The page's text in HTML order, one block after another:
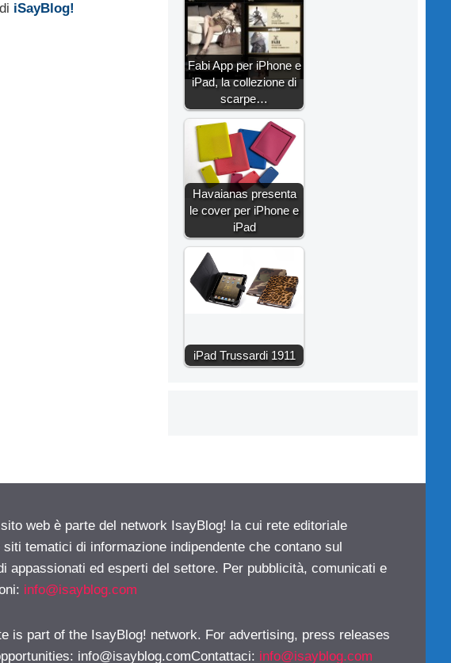
iSayBlog!
Fabi App per iPhone e
iPad, la collezione di
scarpe…
Havaianas presenta
le cover per iPhone e
iPad
iPad Trussardi 1911
web è parte del network IsayBlog! la cui rete editoriale
siti tematici di informazione indipendente che contano sul
appassionati ed esperti del settore. Per pubblicità, comunicati e
info@isayblog.com
is part of the IsayBlog! network. For advertising, press releases
info@isayblog.comContattaci: info@isayblog.com